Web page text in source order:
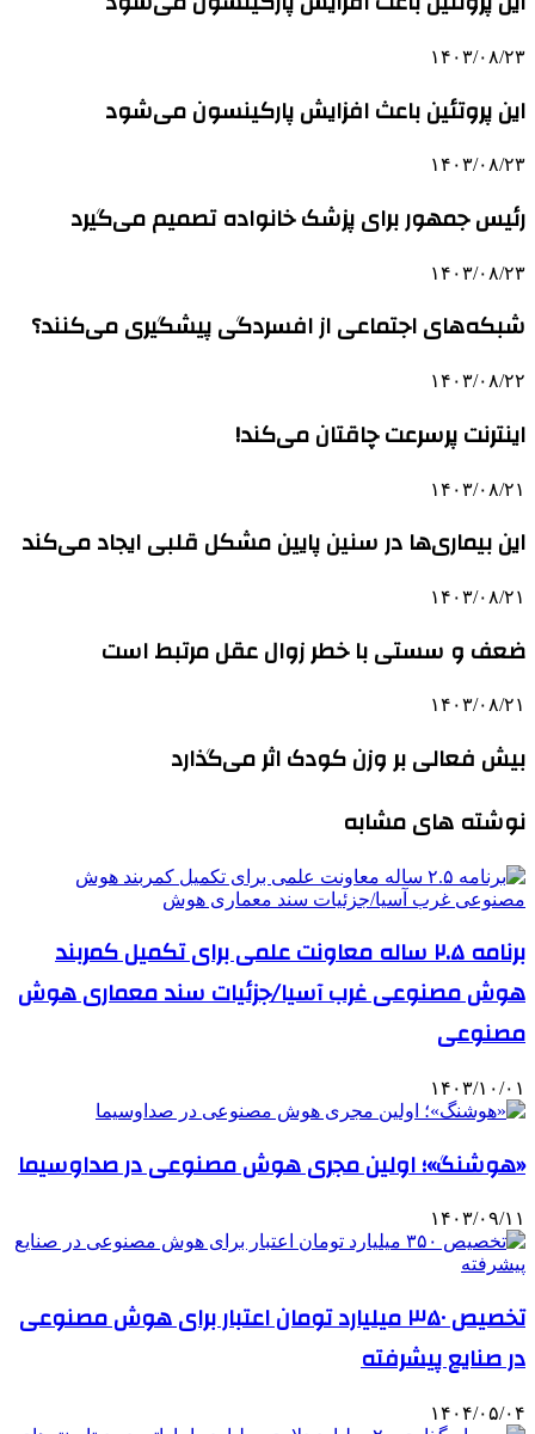
۱۴۰۳/۰۸/۲۳
این پروتئین باعث افزایش پارکینسون می‌شود
۱۴۰۳/۰۸/۲۳
رئیس جمهور برای پزشک خانواده تصمیم می‌گیرد
۱۴۰۳/۰۸/۲۳
شبکه‌های اجتماعی از افسردگی پیشگیری می‌کنند؟
۱۴۰۳/۰۸/۲۲
اینترنت پرسرعت چاقتان می‌کند!
۱۴۰۳/۰۸/۲۱
این بیماری‌ها در سنین پایین مشکل قلبی ایجاد می‌کند
۱۴۰۳/۰۸/۲۱
ضعف و سستی با خطر زوال عقل مرتبط است
۱۴۰۳/۰۸/۲۱
بیش فعالی بر وزن کودک اثر می‌گذارد
نوشته های مشابه
برنامه ۲.۵ ساله معاونت علمی برای تکمیل کمربند
هوش مصنوعی غرب آسیا/جزئیات سند معماری هوش
مصنوعی
۱۴۰۳/۱۰/۰۱
«هوشنگ»؛ اولین مجری هوش مصنوعی در صداوسیما
۱۴۰۳/۰۹/۱۱
تخصیص ۳۵۰ میلیارد تومان اعتبار برای هوش مصنوعی
در صنایع پیشرفته
۱۴۰۴/۰۵/۰۴